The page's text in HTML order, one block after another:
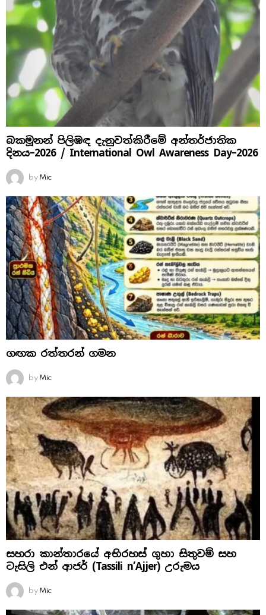
බකමූනන් පිලිඹඳ දැනුවත්කිරීමේ අන්තර්ජාතික
දිනය​–2026 / International Owl Awareness Day–2026
by Mic
ගඟක රත්තරන් ගමන
by Mic
සහරා කාන්තාරයේ අභිරහස් ගුහා සිතුවම් සහ
ටැසිලි එන් ආජර් (Tassili n’Ajjer) උරුමය
by Mic